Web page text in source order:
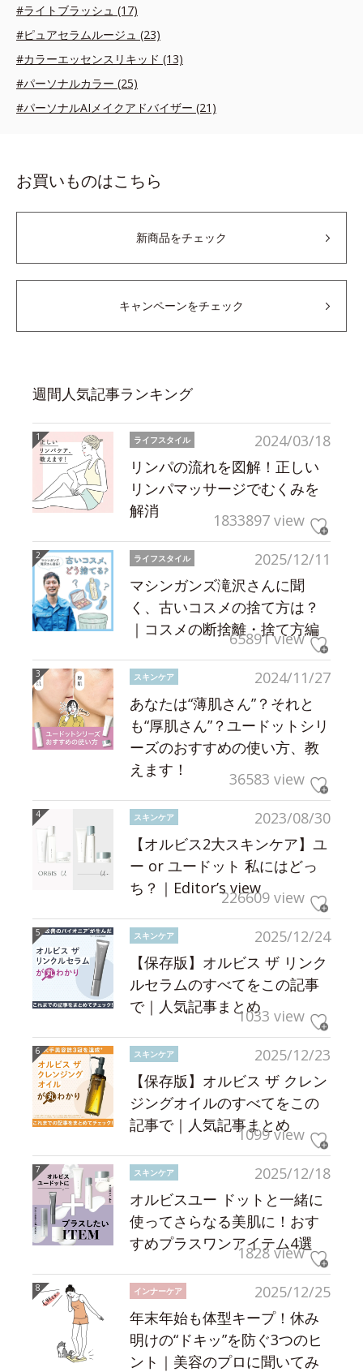
#ライトブラッシュ (17)
#ピュアセラムルージュ (23)
#カラーエッセンスリキッド (13)
#パーソナルカラー (25)
#パーソナルAIメイクアドバイザー (21)
お買いものはこちら
新商品をチェック
キャンペーンをチェック
週間人気記事ランキング
2024/03/18
ライフスタイル
リンパの流れを図解！正しい
リンパマッサージでむくみを
解消
1833897 view
2025/12/11
ライフスタイル
マシンガンズ滝沢さんに聞
く、古いコスメの捨て方は？
｜コスメの断捨離・捨て方編
65891 view
2024/11/27
スキンケア
あなたは“薄肌さん”？それと
も“厚肌さん”？ユードットシリ
ーズのおすすめの使い方、教
えます！
36583 view
2023/08/30
スキンケア
【オルビス2大スキンケア】ユ
ー or ユードット 私にはどっ
ち？｜Editor’s view226609 view
2025/12/24
スキンケア
【保存版】オルビス ザ リンク
ルセラムのすべてをこの記事
で｜人気記事まとめ1033 view
2025/12/23
スキンケア
【保存版】オルビス ザ クレン
ジングオイルのすべてをこの
記事で｜人気記事まとめ
1099 view
2025/12/18
スキンケア
オルビスユー ドットと一緒に
使ってさらなる美肌に！おす
すめプラスワンアイテム4選
1828 view
2025/12/25
インナーケア
年末年始も体型キープ！休み
明けの“ドキッ”を防ぐ3つのヒ
ント｜美容のプロに聞いてみ